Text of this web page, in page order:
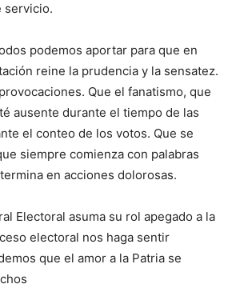
servicio.
podemos aportar para que en
reine la prudencia y la sensatez.
Que el fanatismo, que
ausente durante el tiempo de las
el conteo de los votos. Que se
siempre comienza con palabras
en acciones dolorosas.
Electoral asuma su rol apegado a la
electoral nos haga sentir
que el amor a la Patria se